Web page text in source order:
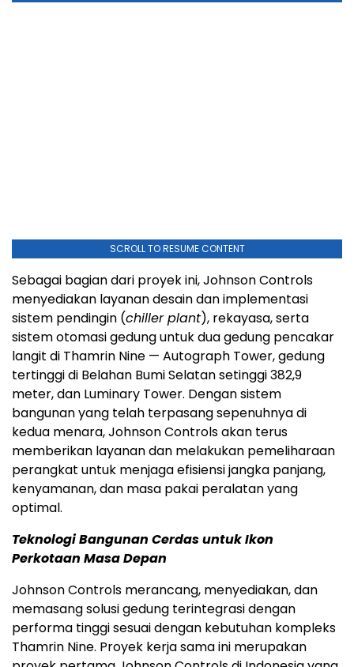
SCROLL TO RESUME CONTENT
Sebagai bagian dari proyek ini, Johnson Controls
menyediakan layanan desain dan implementasi
sistem pendingin (chiller plant), rekayasa, serta
sistem otomasi gedung untuk dua gedung pencakar
langit di Thamrin Nine — Autograph Tower, gedung
tertinggi di Belahan Bumi Selatan setinggi 382,9
meter, dan Luminary Tower. Dengan sistem
bangunan yang telah terpasang sepenuhnya di
kedua menara, Johnson Controls akan terus
memberikan layanan dan melakukan pemeliharaan
perangkat untuk menjaga efisiensi jangka panjang,
kenyamanan, dan masa pakai peralatan yang
optimal.
Teknologi Bangunan Cerdas untuk Ikon
Perkotaan Masa Depan
Johnson Controls merancang, menyediakan, dan
memasang solusi gedung terintegrasi dengan
performa tinggi sesuai dengan kebutuhan kompleks
Thamrin Nine. Proyek kerja sama ini merupakan